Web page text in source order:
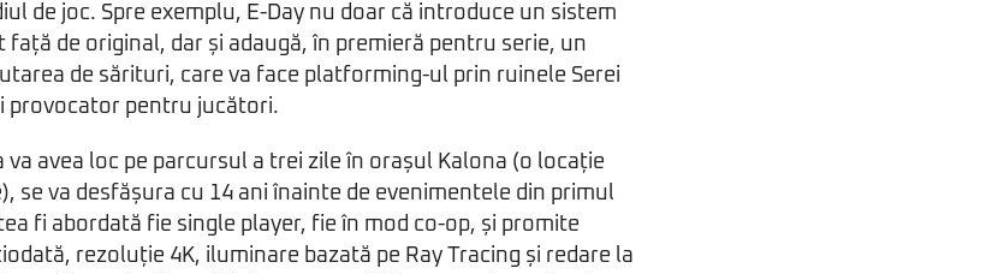
de joc. Spre exemplu, E-Day nu doar că introduce un sistem
de original, dar și adaugă, în premieră pentru serie, un
de sărituri, care va face platforming-ul prin ruinele Serei
provocator pentru jucători.
va avea loc pe parcursul a trei zile în orașul Kalona (o locație
se va desfășura cu 14 ani înainte de evenimentele din primul
fi abordată fie single player, fie în mod co-op, și promite
rezoluție 4K, iluminare bazată pe Ray Tracing și redare la